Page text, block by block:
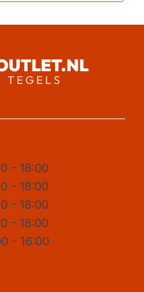
- 18:00
- 18:00
- 18:00
- 18:00
- 16:00